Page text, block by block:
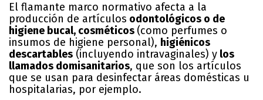
El flamante marco normativo afecta a la
producción de artículos odontológicos o de
higiene bucal, cosméticos (como perfumes o
insumos de higiene personal), higiénicos
descartables (incluyendo intravaginales) y los
llamados domisanitarios, que son los artículos
que se usan para desinfectar áreas domésticas u
hospitalarias, por ejemplo.